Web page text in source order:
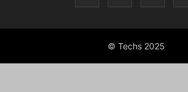
© Techs 2025